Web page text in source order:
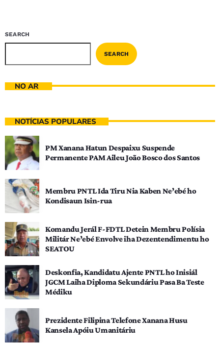
SEARCH
SEARCH
NO AR
NOTÍCIAS POPULARES
PM Xanana Hatun Despaixu Suspende
Permanente PAM Aileu João Bosco dos Santos
Membru PNTL Ida Tiru Nia Kaben Ne’ebé ho
Kondisaun Isin-rua
Komandu Jerál F-FDTL Detein Membru Polísia
Militár Ne’ebé Envolve iha Dezentendimentu ho
SEATOU
Deskonfia, Kandidatu Ajente PNTL ho Inisiál
JGCM Laiha Diploma Sekundáriu Pasa Ba Teste
Médiku
Prezidente Filipina Telefone Xanana Husu
Kansela Apóiu Umanitáriu